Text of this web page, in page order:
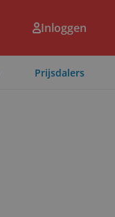
Inloggen
Prijsdalers